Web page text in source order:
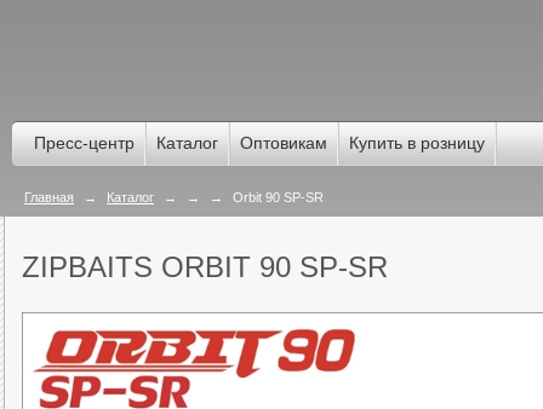
Пресс-центр Каталог Оптовикам Купить в розницу
Главная → Каталог → → → Orbit 90 SP-SR
ZIPBAITS ORBIT 90 SP-SR